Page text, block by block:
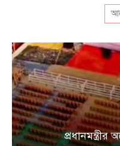
প্রধানমন্ত্রীর